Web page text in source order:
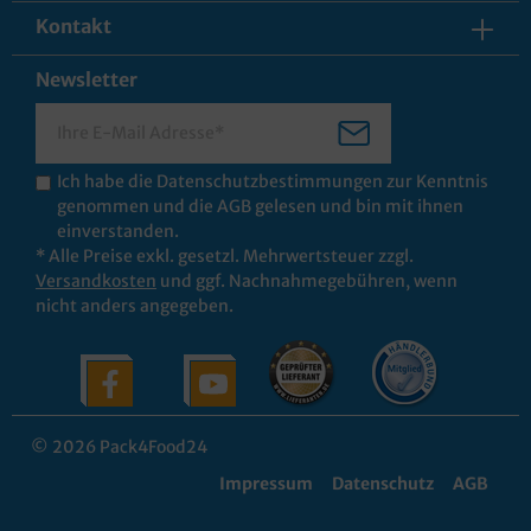
Kontakt
Newsletter
Ich habe die Datenschutzbestimmungen zur Kenntnis
genommen und die AGB gelesen und bin mit ihnen
einverstanden.
* Alle Preise exkl. gesetzl. Mehrwertsteuer zzgl.
Versandkosten und ggf. Nachnahmegebühren, wenn
nicht anders angegeben.
© 2026 Pack4Food24
Impressum
Datenschutz AGB